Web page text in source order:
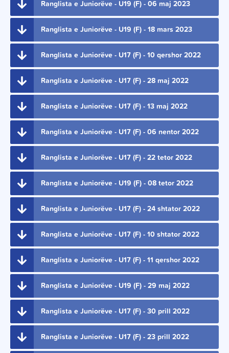
Ranglista e Juniorëve - U19 (F) - 06 maj 2023
Ranglista e Juniorëve - U19 (F) - 18 mars 2023
Ranglista e Juniorëve - U17 (F) - 10 qershor 2022
Ranglista e Juniorëve - U17 (F) - 28 maj 2022
Ranglista e Juniorëve - U17 (F) - 13 maj 2022
Ranglista e Juniorëve - U17 (F) - 06 nentor 2022
Ranglista e Juniorëve - U17 (F) - 22 tetor 2022
Ranglista e Juniorëve - U19 (F) - 08 tetor 2022
Ranglista e Juniorëve - U17 (F) - 24 shtator 2022
Ranglista e Juniorëve - U17 (F) - 10 shtator 2022
Ranglista e Juniorëve - U17 (F) - 11 qershor 2022
Ranglista e Juniorëve - U19 (F) - 29 maj 2022
Ranglista e Juniorëve - U17 (F) - 30 prill 2022
Ranglista e Juniorëve - U17 (F) - 23 prill 2022